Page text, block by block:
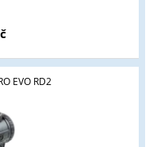
EVO RD2
střelivo. Splňujete tyto